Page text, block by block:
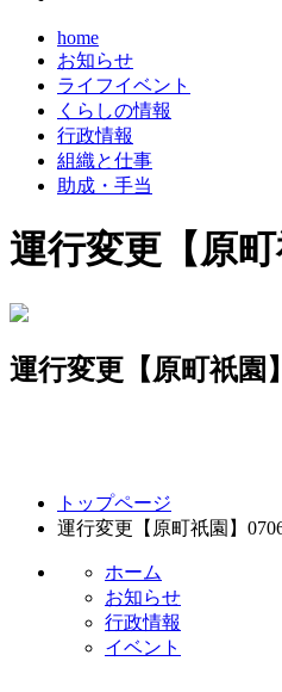
home
お知らせ
ライフイベント
くらしの情報
行政情報
組織と仕事
助成・手当
運行変更【原
運行変更【原町祇園
トップページ
運行変更【原町祇園】
ホーム
お知らせ
行政情報
イベント